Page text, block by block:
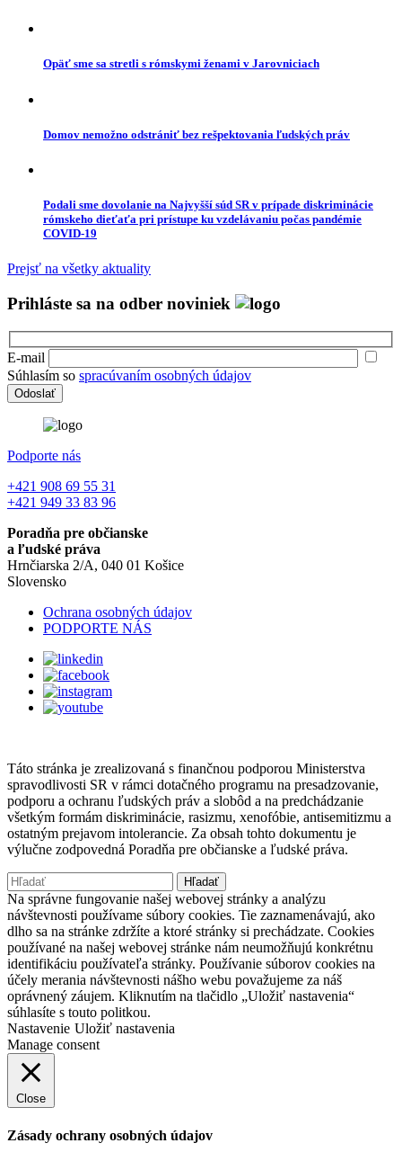
Opäť sme sa stretli s rómskymi ženami v Jarovniciach
Domov nemožno odstrániť bez rešpektovania ľudských práv
Podali sme dovolanie na Najvyšší súd SR v prípade diskriminácie
rómskeho dieťaťa pri prístupe ku vzdelávaniu počas pandémie
COVID-19
Prejsť na všetky aktuality
Prihláste sa na odber noviniek
E-mail
Súhlasím so spracúvaním osobných údajov
Podporte nás
+421 908 69 55 31
+421 949 33 83 96
Poradňa pre občianske
a ľudské práva
Hrnčiarska 2/A, 040 01 Košice
Slovensko
Ochrana osobných údajov
PODPORTE NÁS
Táto stránka je zrealizovaná s finančnou podporou Ministerstva
spravodlivosti SR v rámci dotačného programu na presadzovanie,
podporu a ochranu ľudských práv a slobôd a na predchádzanie
všetkým formám diskriminácie, rasizmu, xenofóbie, antisemitizmu a
ostatným prejavom intolerancie. Za obsah tohto dokumentu je
výlučne zodpovedná Poradňa pre občianske a ľudské práva.
Hľadať:
Na správne fungovanie našej webovej stránky a analýzu
návštevnosti používame súbory cookies. Tie zaznamenávajú, ako
dlho sa na stránke zdržíte a ktoré stránky si prechádzate. Cookies
používané na našej webovej stránke nám neumožňujú konkrétnu
identifikáciu používateľa stránky. Používanie súborov cookies na
účely merania návštevnosti nášho webu považujeme za náš
oprávnený záujem. Kliknutím na tlačidlo „Uložiť nastavenia“
súhlasíte s touto politkou.
Nastavenie Uložiť nastavenia
Manage consent
Close
Zásady ochrany osobných údajov